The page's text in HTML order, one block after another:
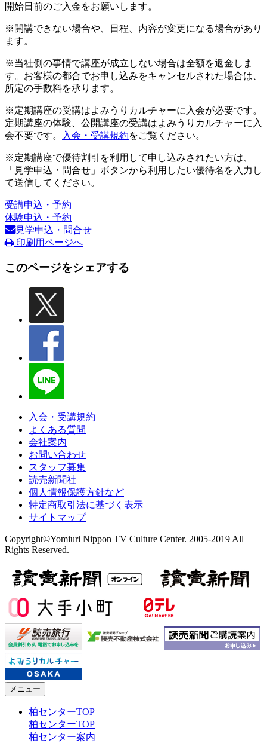
開始日前のご入金をお願いします。
※開講できない場合や、日程、内容が変更になる場合があり
ます。
※当社側の事情で講座が成立しない場合は全額を返金しま
す。お客様の都合でお申し込みをキャンセルされた場合は、
所定の手数料を承ります。
※定期講座の受講はよみうりカルチャーに入会が必要です。
定期講座の体験、公開講座の受講はよみうりカルチャーに入
会不要です。
入会・受講規約をご覧ください。
※定期講座で優待割引を利用して申し込みされたい方は、
「見学申込・問合せ」ボタンから利用したい優待名を入力し
て送信してください。
受講申込・予約
体験申込・予約
見学申込・問合せ
印刷用ページへ
このページをシェアする
入会・受講規約
よくある質問
会社案内
お問い合わせ
スタッフ募集
読売新聞社
個人情報保護方針など
特定商取引法に基づく表示
サイトマップ
Copyright©Yomiuri Nippon TV Culture Center. 2005-2019 All
Rights Reserved.
メニュー
柏センターTOP
柏センターTOP
柏センター案内